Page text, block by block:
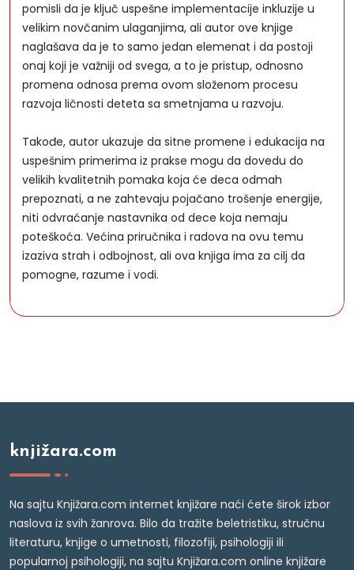
pomisli da je ključ uspešne implementacije inkluzije u
velikim novčanim ulaganjima, ali autor ove knjige
naglašava da je to samo jedan elemenat i da postoji
onaj koji je važniji od svega, a to je pristup, odnosno
promena odnosa prema ovom složenom procesu
razvoja ličnosti deteta sa smetnjama u razvoju.
Takođe, autor ukazuje da sitne promene i edukacija na
uspešnim primerima iz prakse mogu da dovedu do
velikih kvalitetnih pomaka koja će deca odmah
prepoznati, a ne zahtevaju pojačano trošenje energije,
niti odvraćanje nastavnika od dece koja nemaju
poteškoća. Većina priručnika i radova na ovu temu
izaziva strah i odbojnost, ali ova knjiga ima za cilj da
pomogne, razume i vodi.
knjižara.com
Na sajtu Knjižara.com internet knjižare naći ćete širok izbor
naslova iz svih žanrova. Bilo da tražite beletristiku, stručnu
literaturu, knjige o umetnosti, filozofiji, psihologiji ili
popularnoj psihologiji, na sajtu Knjižara.com online knjižare